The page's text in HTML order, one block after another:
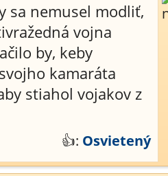
sa nemusel modliť,
vojna
by, keby
kamaráta
stiahol vojakov z
👍: Osvietený